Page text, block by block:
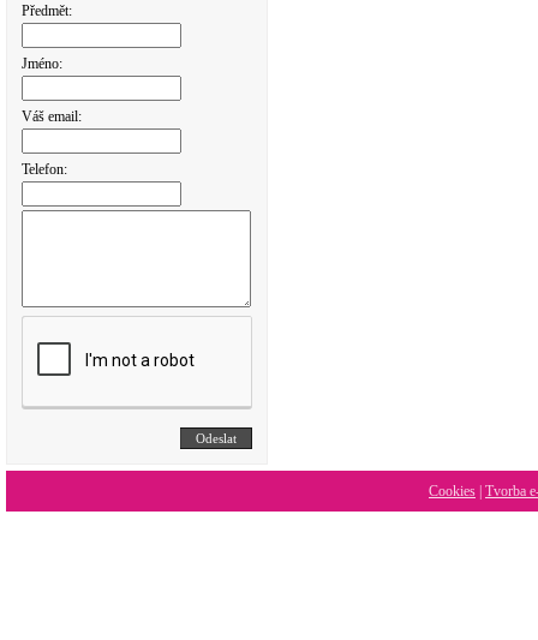
Předmět:
Jméno:
Váš email:
Telefon:
Cookies Tvorba